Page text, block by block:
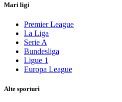
Mari ligi
Premier League
La Liga
Serie A
Bundesliga
Ligue 1
Europa League
Alte sporturi